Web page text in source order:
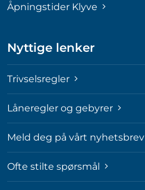
Åpningstider Klyve
Nyttige lenker
Trivselsregler
Låneregler og gebyrer
Meld deg på vårt nyhetsbrev
Ofte stilte spørsmål